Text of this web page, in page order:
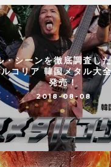
・シーンを徹底調査し
ルコリア 韓国メタル大
発売！
2018-08-08